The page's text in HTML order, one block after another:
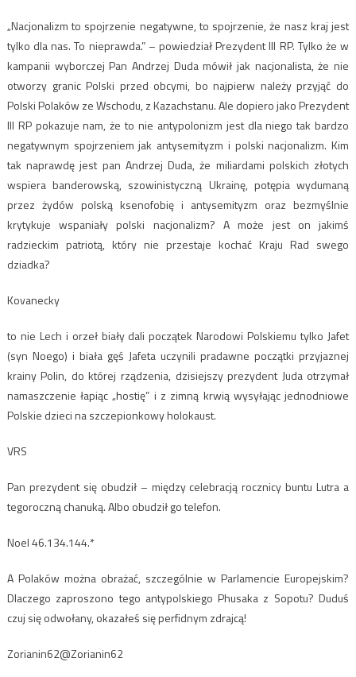
„Nacjonalizm to spojrzenie negatywne, to spojrzenie, że nasz kraj jest
tylko dla nas. To nieprawda.” – powiedział Prezydent III RP. Tylko że w
kampanii wyborczej Pan Andrzej Duda mówił jak nacjonalista, że nie
otworzy granic Polski przed obcymi, bo najpierw należy przyjąć do
Polski Polaków ze Wschodu, z Kazachstanu. Ale dopiero jako Prezydent
III RP pokazuje nam, że to nie antypolonizm jest dla niego tak bardzo
negatywnym spojrzeniem jak antysemityzm i polski nacjonalizm. Kim
tak naprawdę jest pan Andrzej Duda, że miliardami polskich złotych
wspiera banderowską, szowinistyczną Ukrainę, potępia wydumaną
przez żydów polską ksenofobię i antysemityzm oraz bezmyślnie
krytykuje wspaniały polski nacjonalizm? A może jest on jakimś
radzieckim patriotą, który nie przestaje kochać Kraju Rad swego
dziadka?
Kovanecky
to nie Lech i orzeł biały dali początek Narodowi Polskiemu tylko Jafet
(syn Noego) i biała gęś Jafeta uczynili pradawne początki przyjaznej
krainy Polin, do której rządzenia, dzisiejszy prezydent Juda otrzymał
namaszczenie łapiąc „hostię” i z zimną krwią wysyłając jednodniowe
Polskie dzieci na szczepionkowy holokaust.
VRS
Pan prezydent się obudził – między celebracją rocznicy buntu Lutra a
tegoroczną chanuką. Albo obudził go telefon.
Noel 46.134.144.*
A Polaków można obrażać, szczególnie w Parlamencie Europejskim?
Dlaczego zaproszono tego antypolskiego Phusaka z Sopotu? Duduś
czuj się odwołany, okazałeś się perfidnym zdrajcą!
Zorianin62@Zorianin62